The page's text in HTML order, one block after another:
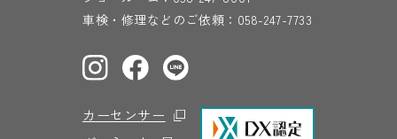
車検・修理などのご依頼： 058-247-7733
カーセンサー